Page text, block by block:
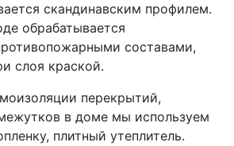
скандинавским профилем.
обрабатывается
составами,
слоя краской.
перекрытий,
в доме мы используем
плитный утеплитель.